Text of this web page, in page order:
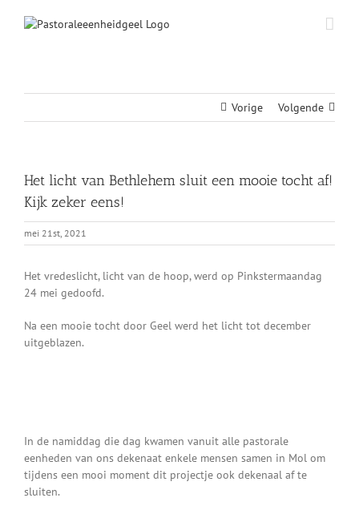
Vorige Volgende
Het licht van Bethlehem sluit een mooie tocht af!
Kijk zeker eens!
mei 21st, 2021
Het vredeslicht, licht van de hoop, werd op Pinkstermaandag
24 mei gedoofd.
Na een mooie tocht door Geel werd het licht tot december
uitgeblazen.
In de namiddag die dag kwamen vanuit alle pastorale
eenheden van ons dekenaat enkele mensen samen in Mol om
tijdens een mooi moment dit projectje ook dekenaal af te
sluiten.